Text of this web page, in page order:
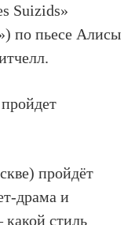
Suizids»
по пьесе Алисы
пройдёт
драма и
стиль